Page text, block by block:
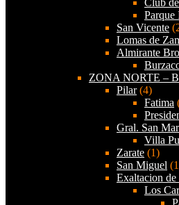
Club
Parque
San Vicente
Lomas de
Almirante
ZONA NORTE –
Pilar(4)
Fatima
Gral. San
Villa
Zarate (1)
San Miguel
Exaltacion
Los